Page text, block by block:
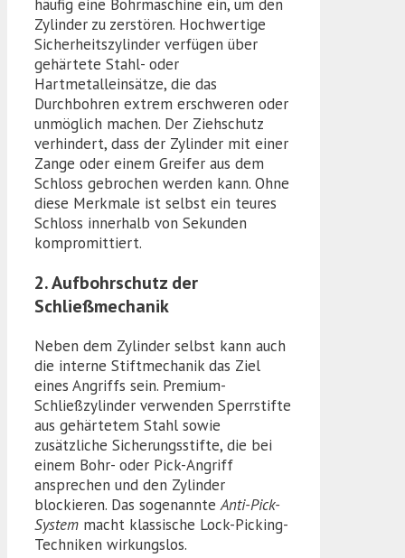
häufig eine Bohrmaschine ein, um den
Zylinder zu zerstören. Hochwertige
Sicherheitszylinder verfügen über
gehärtete Stahl- oder
Hartmetalleinsätze, die das
Durchbohren extrem erschweren oder
unmöglich machen. Der Ziehschutz
verhindert, dass der Zylinder mit einer
Zange oder einem Greifer aus dem
Schloss gebrochen werden kann. Ohne
diese Merkmale ist selbst ein teures
Schloss innerhalb von Sekunden
kompromittiert.
2. Aufbohrschutz der
Schließmechanik
Neben dem Zylinder selbst kann auch
die interne Stiftmechanik das Ziel
eines Angriffs sein. Premium-
Schließzylinder verwenden Sperrstifte
aus gehärtetem Stahl sowie
zusätzliche Sicherungsstifte, die bei
einem Bohr- oder Pick-Angriff
ansprechen und den Zylinder
blockieren. Das sogenannteAnti-Pick-
System macht klassische Lock-Picking-
Techniken wirkungslos.